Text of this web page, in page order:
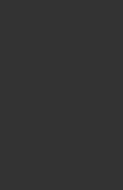
ネンショートパンツ